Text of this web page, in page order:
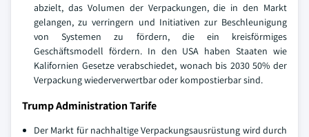
abzielt, das Volumen der Verpackungen, die in den Markt
gelangen, zu verringern und Initiativen zur Beschleunigung
von Systemen zu fördern, die ein kreisförmiges
Geschäftsmodell fördern. In den USA haben Staaten wie
Kalifornien Gesetze verabschiedet, wonach bis 2030 50% der
Verpackung wiederverwertbar oder kompostierbar sind.
Trump Administration Tarife
Der Markt für nachhaltige Verpackungsausrüstung wird durch